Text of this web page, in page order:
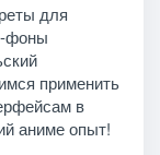
для
фоны
применить
в
аниме опыт!